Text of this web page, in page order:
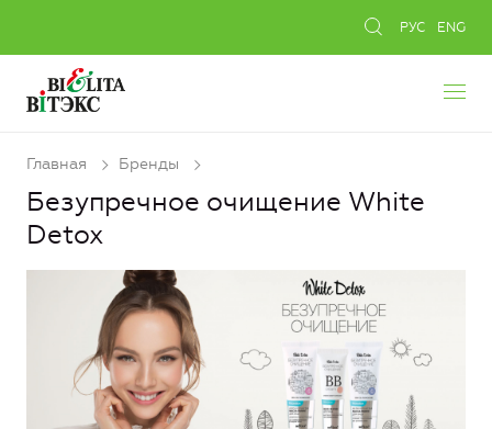
РУС ENG
Главная Бренды
Безупречное очищение White
Detox